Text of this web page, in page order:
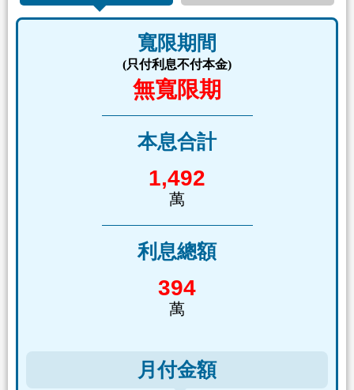
寬限期間
(只付利息不付本金)
無寬限期
本息合計
1,492
萬
利息總額
394
萬
月付金額